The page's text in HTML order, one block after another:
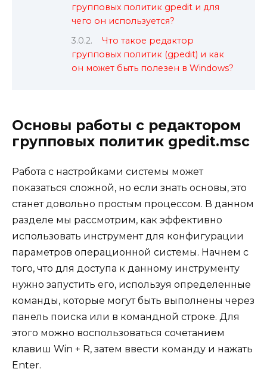
групповых политик gpedit и для
чего он используется?
Что такое редактор
групповых политик (gpedit) и как
он может быть полезен в Windows?
Основы работы с редактором
групповых политик gpedit.msc
Работа с настройками системы может
показаться сложной, но если знать основы, это
станет довольно простым процессом. В данном
разделе мы рассмотрим, как эффективно
использовать инструмент для конфигурации
параметров операционной системы. Начнем с
того, что для доступа к данному инструменту
нужно запустить его, используя определенные
команды, которые могут быть выполнены через
панель поиска или в командной строке. Для
этого можно воспользоваться сочетанием
клавиш Win + R, затем ввести команду и нажать
Enter.